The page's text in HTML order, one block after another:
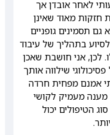
לאחר אובדן אך
מאוד שאינן
תסמינים גופניים
בתהליך של עיבוד
לכן, אני חושבת שאכן
שילווה אותך
אמנם מפחית חרדה
מענה מעמיק לקושי
הטיפולים יכול